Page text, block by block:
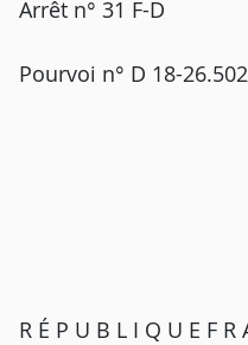
Arrêt n° 31 F-D
Pourvoi n° D 18-26.502
R É P U B L I Q U E F R